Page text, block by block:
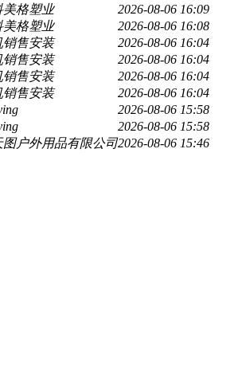
美格塑业
2026-08-06 16:09
美格塑业
2026-08-06 16:08
销售安装
2026-08-06 16:04
销售安装
2026-08-06 16:04
销售安装
2026-08-06 16:04
销售安装
2026-08-06 16:04
2026-08-06 15:58
2026-08-06 15:58
图户外用品有限公司2026-08-06 15:46